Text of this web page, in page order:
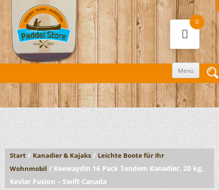
Menü
Zum
Inhalt
Start / Kanadier & Kajaks / Leichte Boote für Ihr
Wohnmobil / Keewaydin 16 Pack Tandem Kanadier, 20 kg,
Kevlar Fusion – Swift Canada
0